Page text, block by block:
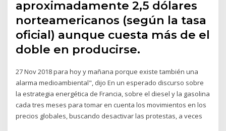
aproximadamente 2,5 dólares
norteamericanos (según la tasa
oficial) aunque cuesta más de el
doble en producirse.
27 Nov 2018 para hoy y mañana porque existe también una
alarma medioambiental", dijo En un esperado discurso sobre
la estrategia energética de Francia, sobre el diesel y la gasolina
cada tres meses para tomar en cuenta los movimientos en los
precios globales, buscando desactivar las protestas, a veces